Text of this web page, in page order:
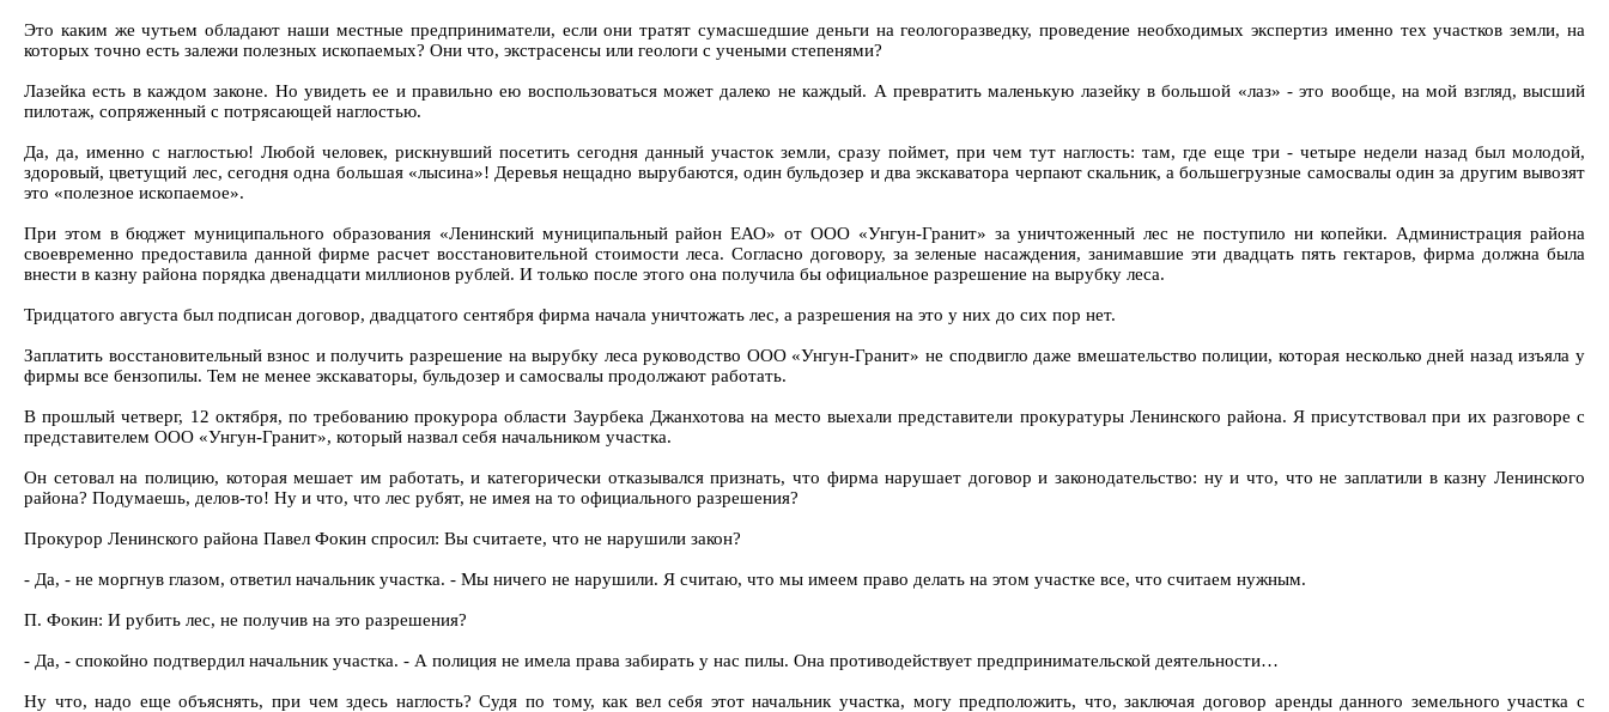
Это каким же чутьем обладают наши местные предприниматели, если они тратят сумасшедшие деньги на геологоразведку, проведение необходимых экспертиз именно тех участков земли, на
которых точно есть залежи полезных ископаемых? Они что, экстрасенсы или геологи с учеными степенями?
Лазейка есть в каждом законе. Но увидеть ее и правильно ею воспользоваться может далеко не каждый. А превратить маленькую лазейку в большой «лаз» - это вообще, на мой взгляд, высший
пилотаж, сопряженный с потрясающей наглостью.
Да, да, именно с наглостью! Любой человек, рискнувший посетить сегодня данный участок земли, сразу поймет, при чем тут наглость: там, где еще три - четыре недели назад был молодой,
здоровый, цветущий лес, сегодня одна большая «лысина»! Деревья нещадно вырубаются, один бульдозер и два экскаватора черпают скальник, а большегрузные самосвалы один за другим вывозят
это «полезное ископаемое».
При этом в бюджет муниципального образования «Ленинский муниципальный район ЕАО» от ООО «Унгун-Гранит» за уничтоженный лес не поступило ни копейки. Администрация района
своевременно предоставила данной фирме расчет восстановительной стоимости леса. Согласно договору, за зеленые насаждения, занимавшие эти двадцать пять гектаров, фирма должна была
внести в казну района порядка двенадцати миллионов рублей. И только после этого она получила бы официальное разрешение на вырубку леса.
Тридцатого августа был подписан договор, двадцатого сентября фирма начала уничтожать лес, а разрешения на это у них до сих пор нет.
Заплатить восстановительный взнос и получить разрешение на вырубку леса руководство ООО «Унгун-Гранит» не сподвигло даже вмешательство полиции, которая несколько дней назад изъяла у
фирмы все бензопилы. Тем не менее экскаваторы, бульдозер и самосвалы продолжают работать.
В прошлый четверг, 12 октября, по требованию прокурора области Заурбека Джанхотова на место выехали представители прокуратуры Ленинского района. Я присутствовал при их разговоре с
представителем ООО «Унгун-Гранит», который назвал себя начальником участка.
Он сетовал на полицию, которая мешает им работать, и категорически отказывался признать, что фирма нарушает договор и законодательство: ну и что, что не заплатили в казну Ленинского
района? Подумаешь, делов-то! Ну и что, что лес рубят, не имея на то официального разрешения?
Прокурор Ленинского района Павел Фокин спросил: Вы считаете, что не нарушили закон?
- Да, - не моргнув глазом, ответил начальник участка. - Мы ничего не нарушили. Я считаю, что мы имеем право делать на этом участке все, что считаем нужным.
П. Фокин: И рубить лес, не получив на это разрешения?
- Да, - спокойно подтвердил начальник участка. - А полиция не имела права забирать у нас пилы. Она противодействует предпринимательской деятельности…
Ну что, надо еще объяснять, при чем здесь наглость? Судя по тому, как вел себя этот начальник участка, могу предположить, что, заключая договор аренды данного земельного участка с